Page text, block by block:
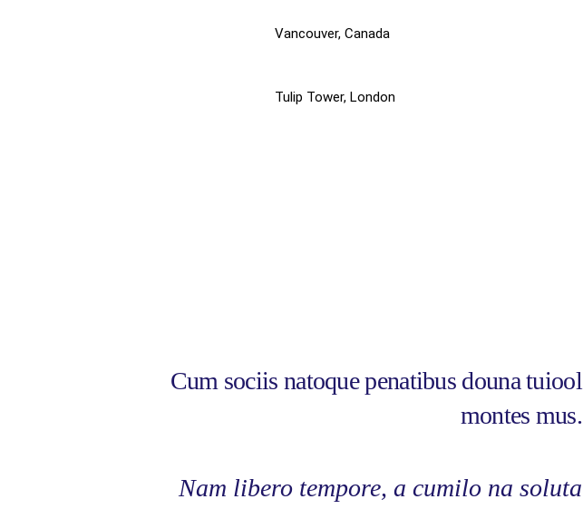
Vancouver, Canada
Tulip Tower, London
Cum sociis natoque penatibus douna tuiool
montes mus.
Nam libero tempore, a cumilo na soluta